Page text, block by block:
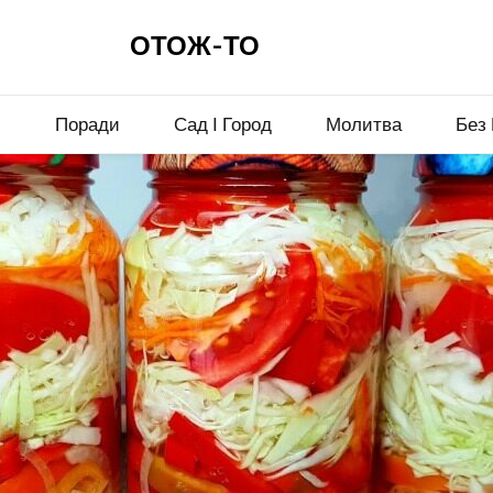
ОТОЖ-ТО
Поради Сад І Город Молитва Без